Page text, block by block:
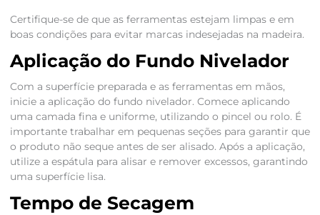
Certifique-se de que as ferramentas estejam limpas e em
boas condições para evitar marcas indesejadas na madeira.
Aplicação do Fundo Nivelador
Com a superfície preparada e as ferramentas em mãos,
inicie a aplicação do fundo nivelador. Comece aplicando
uma camada fina e uniforme, utilizando o pincel ou rolo. É
importante trabalhar em pequenas seções para garantir que
o produto não seque antes de ser alisado. Após a aplicação,
utilize a espátula para alisar e remover excessos, garantindo
uma superfície lisa.
Tempo de Secagem